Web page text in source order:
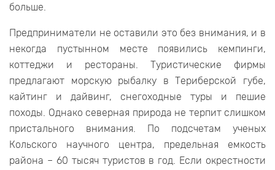
больше.
Предприниматели не оставили это без внимания, и в
некогда пустынном месте появились кемпинги,
коттеджи и рестораны. Туристические фирмы
предлагают морскую рыбалку в Териберской губе,
кайтинг и дайвинг, снегоходные туры и пешие
походы. Однако северная природа не терпит слишком
пристального внимания. По подсчетам ученых
Кольского научного центра, предельная емкость
района – 60 тысяч туристов в год. Если окрестности